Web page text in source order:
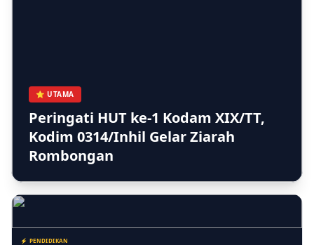
⭐ UTAMA
Peringati HUT ke-1 Kodam XIX/TT,
Kodim 0314/Inhil Gelar Ziarah
Rombongan
Kasi Lantaskim Imigrasi Tembilahan Akui Harusnya tidak seperti
⚡ PENDIDIKAN